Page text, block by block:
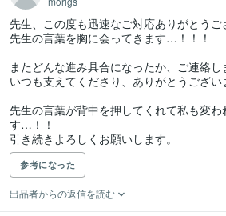
先生、この度も迅速なご対応ありがとうご
先生の言葉を胸に会ってきます…！！！
またどんな進み具合になったか、ご連絡し
いつも支えてくださり、ありがとうござい
先生の言葉が背中を押してくれて私も変わ
す…！！
引き続きよろしくお願いします。
参考になった
出品者からの返信を読む